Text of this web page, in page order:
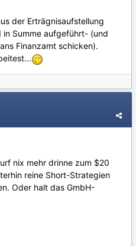
der Erträgnisaufstellung
Summe aufgeführt- (und
Finanzamt schicken).
nix mehr drinne zum $20
reine Short-Strategien
Oder halt das GmbH-